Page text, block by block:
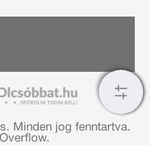
Minden jog fenntartva.